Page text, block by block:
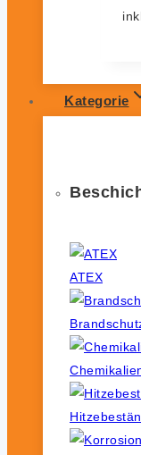
Kategorie
ATEX